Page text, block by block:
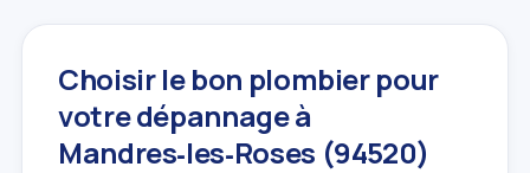
Choisir le bon plombier pour
votre dépannage à
Mandres‑les‑Roses (94520)